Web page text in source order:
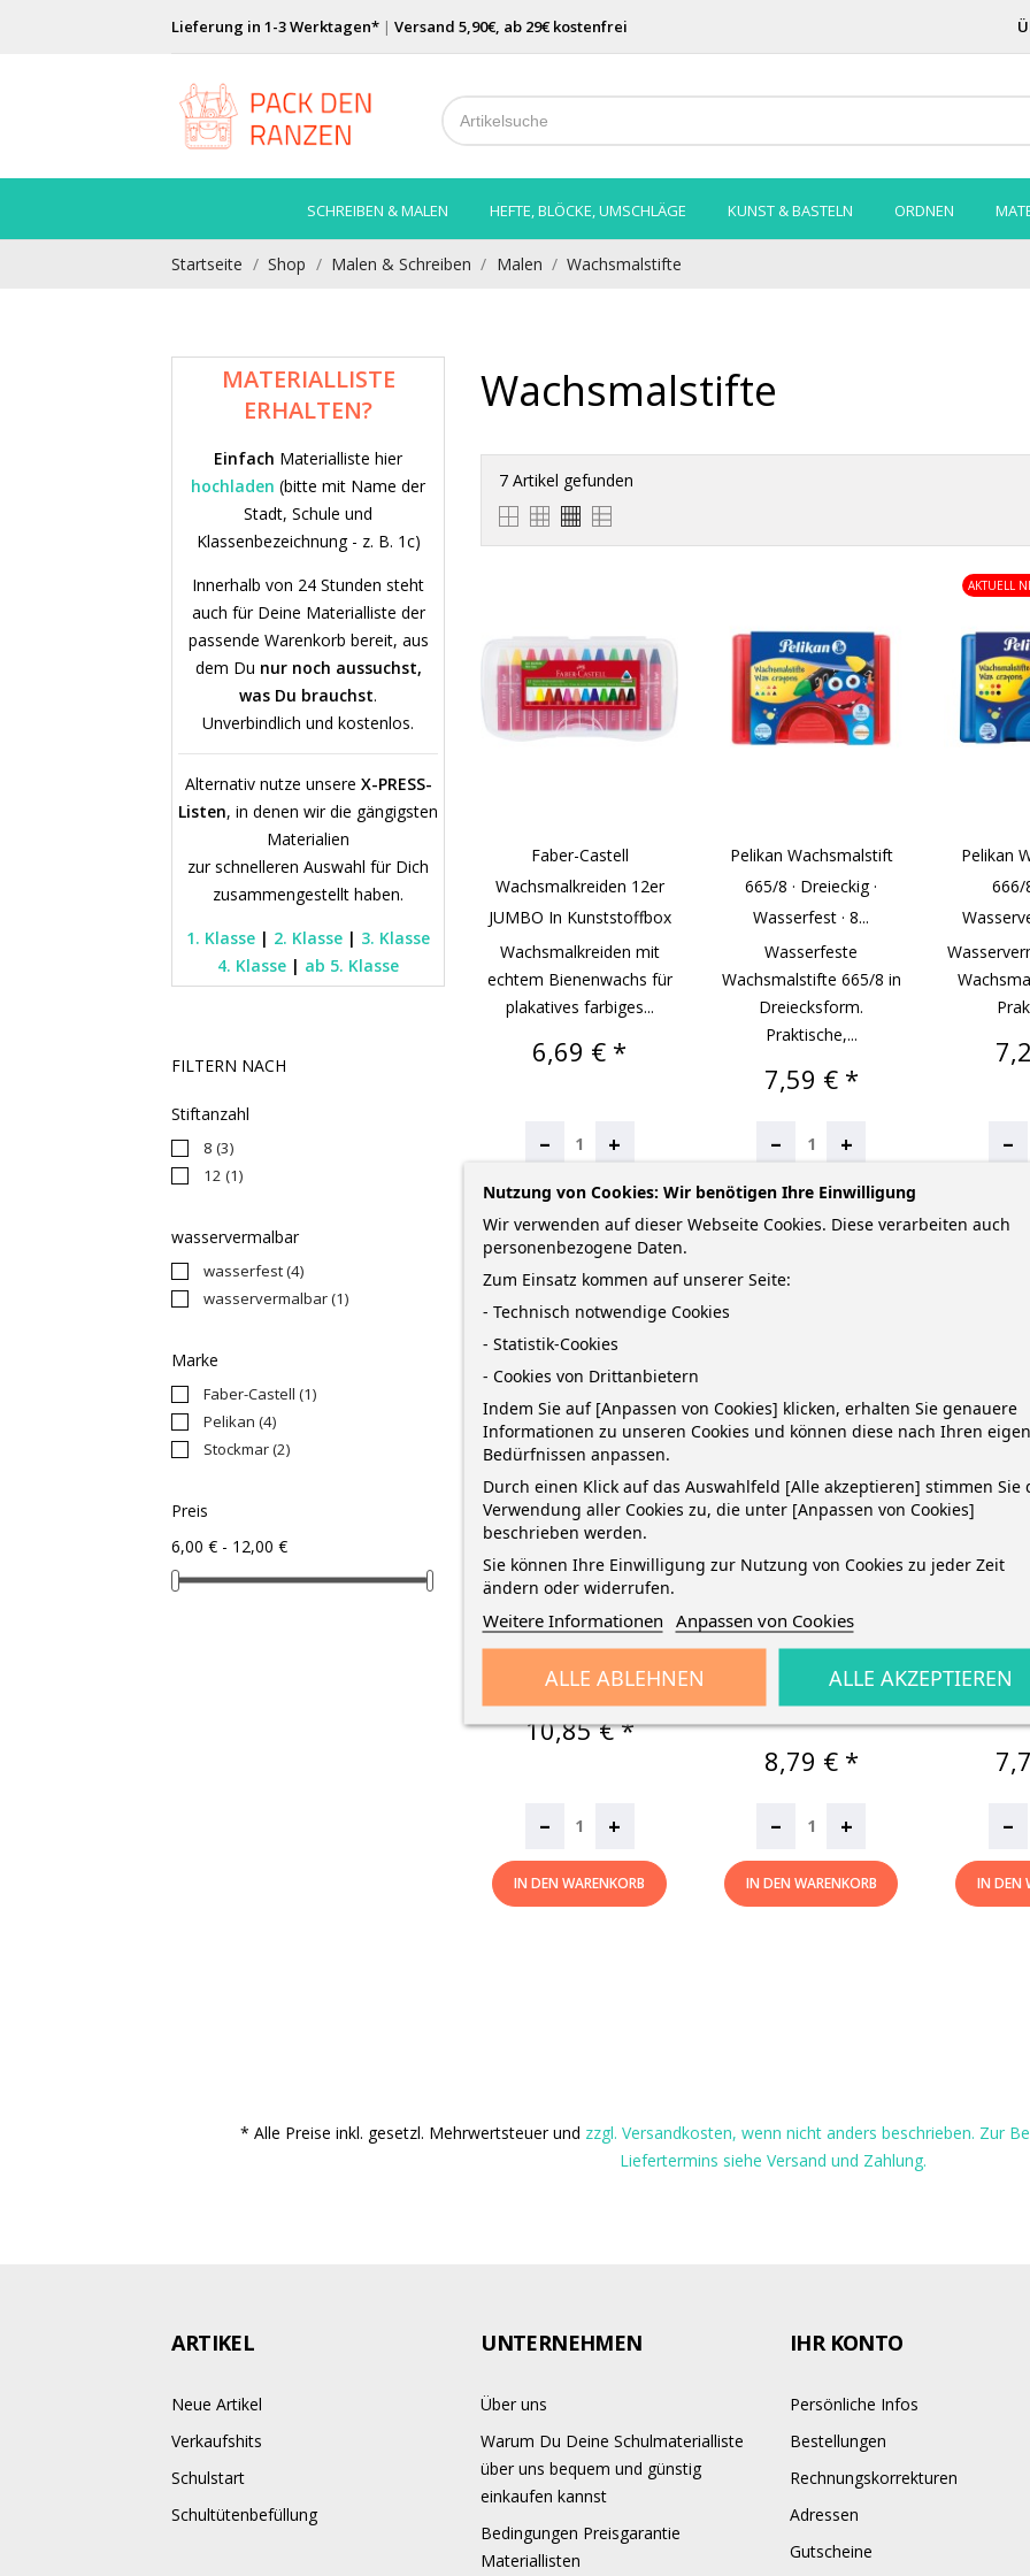
Lieferung in 1-3 Werktagen* |Versand 5,90€, ab 29€ kostenfrei
SCHREIBEN & MALEN HEFTE, BLÖCKE, UMSCHLÄGE KUNST & BASTELN ORDNEN
Startseite Shop Malen & Schreiben Malen Wachsmalstifte
MATERIALLISTE
ERHALTEN?
Einfach Materialliste hier
hochladen(bitte mit Name der
Stadt, Schule und
Klassenbezeichnung - z. B. 1c)
Innerhalb von 24 Stunden steht
auch für Deine Materialliste der
passende Warenkorb bereit, aus
dem Du nur noch aussuchst,
was Du brauchst.
Unverbindlich und kostenlos.
Alternativ nutze unsere X-PRESS-
Listen, in denen wir die gängigsten
Materialien
zur schnelleren Auswahl für Dich
zusammengestellt haben.
1. Klasse | 2. Klasse | 3. Klasse
4. Klasse | ab 5. Klasse
FILTERN NACH
Stiftanzahl
8(3)
12(1)
wasservermalbar
wasserfest(4)
wasservermalbar(1)
Marke
Faber-Castell(1)
Pelikan(4)
Stockmar(2)
Preis
6,00 € - 12,00 €
Wachsmalstifte
7 Artikel gefunden
Faber-Castell
Wachsmalkreiden 12er
JUMBO In Kunststoffbox
Wachsmalkreiden mit
echtem Bienenwachs für
plakatives farbiges...
Preis
6,69 € *
– +
IN DEN WARENKORB
Pelikan Wachsmalstift
665/8 · Dreieckig ·
Wasserfest · 8...
Wasserfeste
Wachsmalstifte 665/8 in
Dreiecksform.
Praktische,...
Preis
7,59 € *
– +
IN DEN WARENKORB
Pelikan
666/
–
AKTUELL
Stockmar Wachsmalblock
· 8 Farben
8 hochwertige
Metalletui
Preis
10,85 € *
– +
IN DEN WARENKORB
Pelikan Wachsmalstift
· Mit...
wasservermalbar · mit
Preis
8,79 € *
– +
IN DEN WARENKORB
Pelikan
665/8
rund.
–
IN DEN
* Alle Preise inkl. gesetzl. Mehrwertsteuer und zzgl. Versandkosten, wenn nicht anders beschrieben. Zur
Liefertermins siehe Versand und Zahlung.
ARTIKEL
Neue Artikel
Verkaufshits
Schulstart
Schultütenbefüllung
UNTERNEHMEN
Über uns
Warum Du Deine Schulmaterialliste
über uns bequem und günstig
einkaufen kannst
Bedingungen Preisgarantie
Materiallisten
IHR KONTO
Persönliche Infos
Bestellungen
Rechnungskorrekturen
Adressen
Gutscheine
Nutzung von Cookies: Wir benötigen Ihre Einwilligung
Wir verwenden auf dieser Webseite Cookies. Diese verarbeiten auch
personenbezogene Daten.
Zum Einsatz kommen auf unserer Seite:
- Technisch notwendige Cookies
- Statistik-Cookies
- Cookies von Drittanbietern
Indem Sie auf [Anpassen von Cookies] klicken, erhalten Sie genauere
Informationen zu unseren Cookies und können diese nach Ihren
Bedürfnissen anpassen.
Durch einen Klick auf das Auswahlfeld [Alle akzeptieren] stimmen Sie
Verwendung aller Cookies zu, die unter [Anpassen von Cookies]
beschrieben werden.
Sie können Ihre Einwilligung zur Nutzung von Cookies zu jeder Zeit
ändern oder widerrufen.
Weitere Informationen Anpassen von Cookies
ALLE ABLEHNEN ALLE AKZEPTIEREN